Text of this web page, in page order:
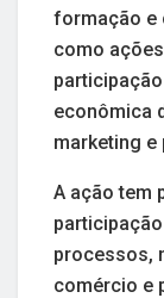
formação e
como
econômica
marketing e
A ação tem
processos,
comércio e